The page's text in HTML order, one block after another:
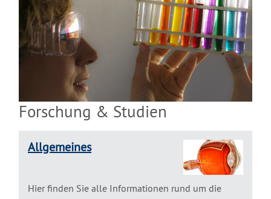
Forschung & Studien
Allgemeines
Hier finden Sie alle Informationen rund um die